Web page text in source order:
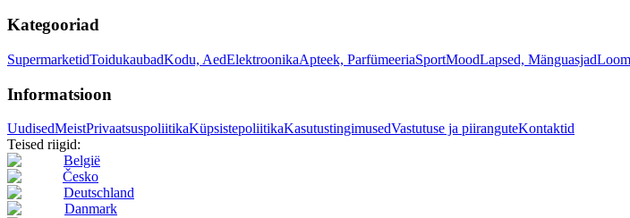
Kategooriad
SupermarketidToidukaubadKodu, AedElektroonikaApteek, ParfümeeriaSportMoodLapsed, MänguasjadLoom
Informatsioon
UudisedMeistPrivaatsuspoliitikaKüpsistepoliitikaKasutustingimusedVastutuse ja piiranguteKontaktid
Teised riigid:
België
Česko
Deutschland
Danmark